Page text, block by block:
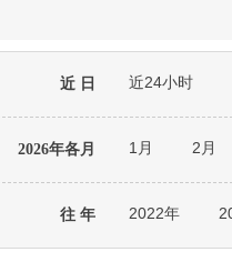
近 日 近24小时
2026年各月 1月 2月
往 年 2022年